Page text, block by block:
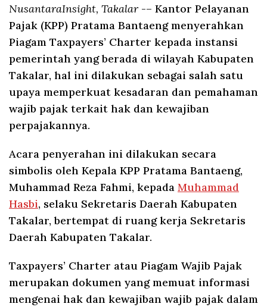
NusantaraInsight, Takalar -– Kantor Pelayanan
Pajak (KPP) Pratama Bantaeng menyerahkan
Piagam Taxpayers’ Charter kepada instansi
pemerintah yang berada di wilayah Kabupaten
Takalar, hal ini dilakukan sebagai salah satu
upaya memperkuat kesadaran dan pemahaman
wajib pajak terkait hak dan kewajiban
perpajakannya.
Acara penyerahan ini dilakukan secara
simbolis oleh Kepala KPP Pratama Bantaeng,
Muhammad Reza Fahmi, kepada Muhammad
Hasbi, selaku Sekretaris Daerah Kabupaten
Takalar, bertempat di ruang kerja Sekretaris
Daerah Kabupaten Takalar.
Taxpayers’ Charter atau Piagam Wajib Pajak
merupakan dokumen yang memuat informasi
mengenai hak dan kewajiban wajib pajak dalam